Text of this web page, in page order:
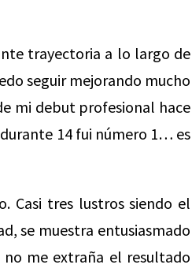
trayectoria a lo largo de
seguir mejorando mucho
mi debut profesional hace
14 fui número 1… es
Casi tres lustros siendo el
se muestra entusiasmado
me extraña el resultado